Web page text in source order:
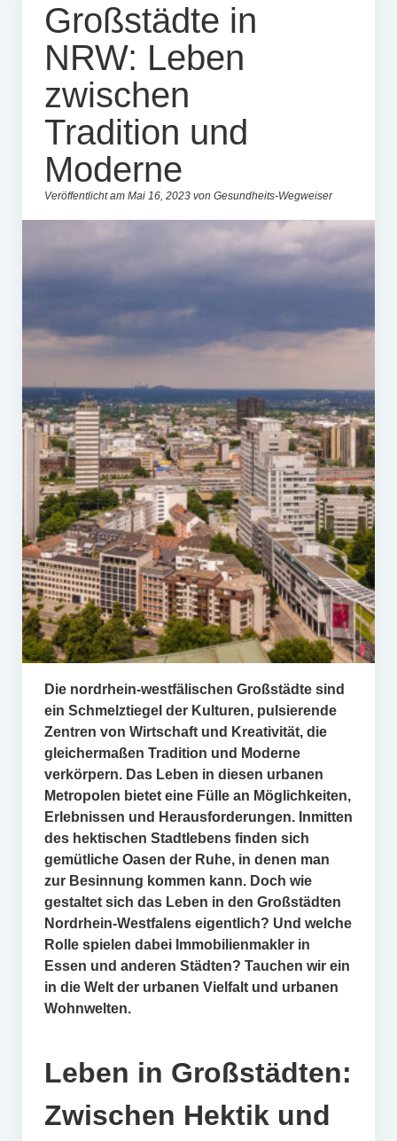
Großstädte in
NRW: Leben
zwischen
Tradition und
Moderne
Veröffentlicht am Mai 16, 2023 von Gesundheits-Wegweiser
Die nordrhein-westfälischen Großstädte sind
ein Schmelztiegel der Kulturen, pulsierende
Zentren von Wirtschaft und Kreativität, die
gleichermaßen Tradition und Moderne
verkörpern. Das Leben in diesen urbanen
Metropolen bietet eine Fülle an Möglichkeiten,
Erlebnissen und Herausforderungen. Inmitten
des hektischen Stadtlebens finden sich
gemütliche Oasen der Ruhe, in denen man
zur Besinnung kommen kann. Doch wie
gestaltet sich das Leben in den Großstädten
Nordrhein-Westfalens eigentlich? Und welche
Rolle spielen dabei Immobilienmakler in
Essen und anderen Städten? Tauchen wir ein
in die Welt der urbanen Vielfalt und urbanen
Wohnwelten.
Leben in Großstädten:
Zwischen Hektik und